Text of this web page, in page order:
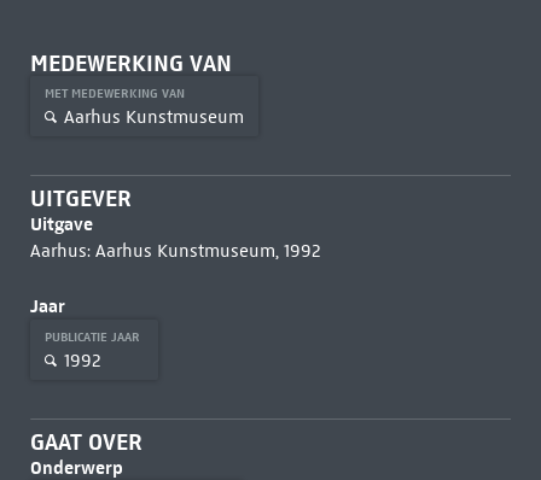
MEDEWERKING VAN
MET MEDEWERKING VAN
Aarhus Kunstmuseum
UITGEVER
Uitgave
Aarhus: Aarhus Kunstmuseum, 1992
Jaar
PUBLICATIE JAAR
1992
GAAT OVER
Onderwerp